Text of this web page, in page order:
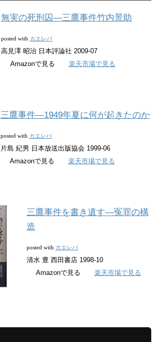
無実の死刑囚―三鷹事件竹内景助
posted with カエレバ
高見澤 昭治 日本評論社 2009-07
Amazonで見る
楽天市場で見る
三鷹事件―1949年夏に何が起きたのか
posted with カエレバ
片島 紀男 日本放送出版協会 1999-06
Amazonで見る
楽天市場で見る
三鷹事件を書き遺す―冤罪の構
造
posted with カエレバ
清水 豊 西田書店 1998-10
Amazonで見る
楽天市場で見る